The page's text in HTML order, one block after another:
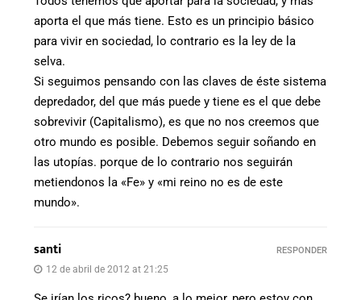
aporta el que más tiene. Esto es un principio básico
para vivir en sociedad, lo contrario es la ley de la
selva.
Si seguimos pensando con las claves de éste sistema
depredador, del que más puede y tiene es el que debe
sobrevivir (Capitalismo), es que no nos creemos que
otro mundo es posible. Debemos seguir soñando en
las utopías. porque de lo contrario nos seguirán
metiendonos la «Fe» y «mi reino no es de este
mundo».
santi
12 de abril de 2012 at 21:25
RESPONDER